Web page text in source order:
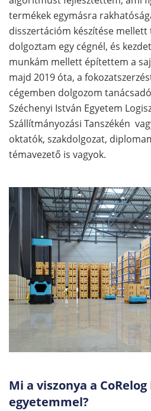
termékek egymásra
disszertációm készítése
dolgoztam egy cégnél, és
munkám mellett építettem a
majd 2019 óta, a
cégemben dolgozom
Széchenyi István Egyetem
Szállítmányozási Tanszékén
oktatók, szakdolgozat,
témavezető is vagyok.
Mi a viszonya a
egyetemmel?